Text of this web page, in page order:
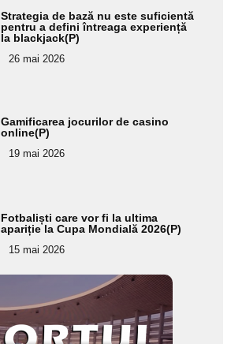
Strategia de bază nu este suficientă
pentru a defini întreaga experiență
la blackjack(P)
26 mai 2026
Gamificarea jocurilor de casino
online(P)
19 mai 2026
Fotbaliști care vor fi la ultima
apariție la Cupa Mondială 2026(P)
15 mai 2026